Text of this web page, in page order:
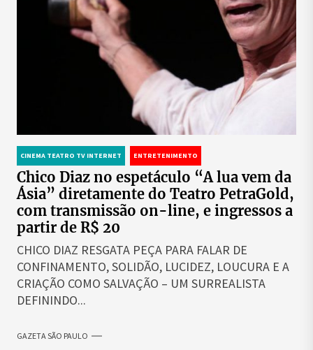
CINEMA TEATRO TV INTERNET ENTRETENIMENTO
Chico Diaz no espetáculo “A lua vem da
Ásia” diretamente do Teatro PetraGold,
com transmissão on-line, e ingressos a
partir de R$ 20
CHICO DIAZ RESGATA PEÇA PARA FALAR DE
CONFINAMENTO, SOLIDÃO, LUCIDEZ, LOUCURA E A
CRIAÇÃO COMO SALVAÇÃO – UM SURREALISTA
DEFININDO...
GAZETA SÃO PAULO